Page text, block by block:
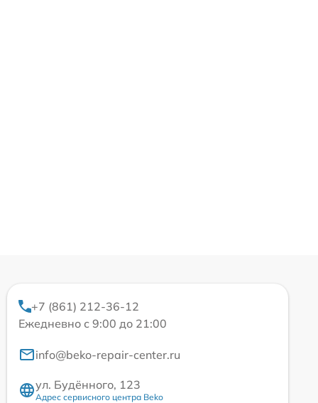
+7 (861) 212-36-12
Ежедневно с 9:00 до 21:00
info@beko-repair-center.ru
ул. Будённого, 123
Адрес сервисного центра Beko